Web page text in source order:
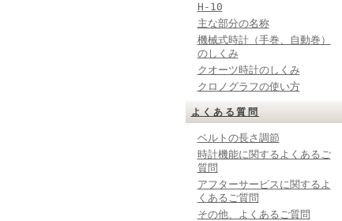
H-10
主な部分の名称
機械式時計（手巻、自動巻）
のしくみ
クオーツ時計のしくみ
クロノグラフの使い方
よくある質問
ベルトの長さ調節
時計機能に関するよくあるご
質問
アフターサービスに関するよ
くあるご質問
その他、よくあるご質問